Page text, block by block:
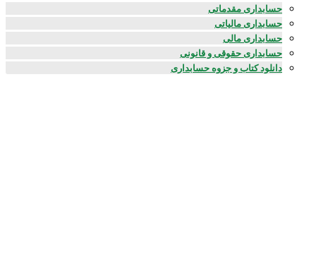
حسابداری مقدماتی
حسابداری مالیاتی
حسابداری مالی
حسابداری حقوقی و قانونی
دانلود کتاب و جزوه حسابداری